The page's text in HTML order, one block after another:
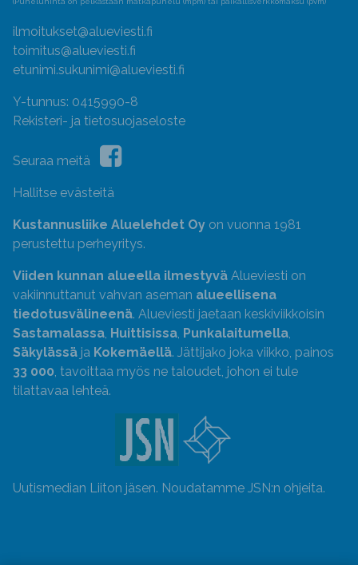
ilmoitukset@alueviesti.fi
toimitus@alueviesti.fi
etunimi.sukunimi@alueviesti.fi
Y-tunnus: 0415990-8
Rekisteri- ja tietosuojaseloste
Seuraa meitä
Hallitse evästeitä
Kustannusliike Aluelehdet Oy on vuonna 1981
perustettu perheyritys.
Viiden kunnan alueella ilmestyvä Alueviesti on
vakiinnuttanut vahvan aseman alueellisena
tiedotusvälineenä. Alueviesti jaetaan keskiviikkoisin
Sastamalassa, Huittisissa, Punkalaitumella,
Säkylässä ja Kokemäellä. Jättijako joka viikko, painos
33 000, tavoittaa myös ne taloudet, johon ei tule
tilattavaa lehteä.
Uutismedian Liiton jäsen. Noudatamme JSN:n ohjeita.